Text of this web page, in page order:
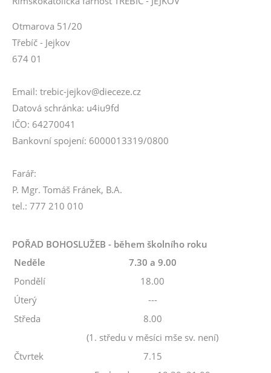
Otmarova 51/20
Třebíč - Jejkov
674 01
Email: trebic-jejkov@dieceze.cz
Datová schránka: u4iu9fd
IČO: 64270041
Bankovní spojení: 6000013319/0800
Farář:
P. Mgr. Tomáš Fránek, B.A.
tel.: 777 210 010
POŘAD BOHOSLUŽEB - během školního roku
Neděle
7.30 a 9.00
Pondělí
18.00
Úterý
---
Středa
8.00
(1. středu v měsíci mše sv. není)
Čtvrtek
7.15